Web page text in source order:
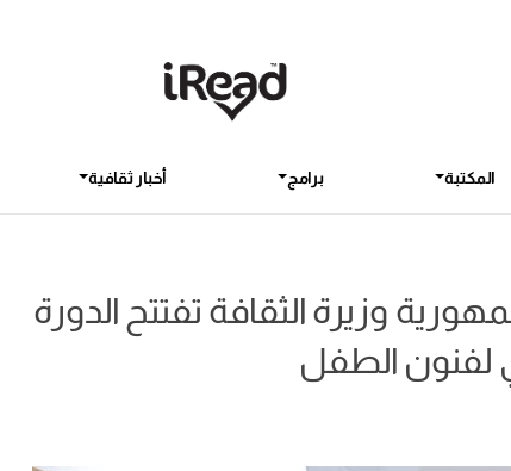
المكتبة برامج أخبار ثقافية
وزيرة الثقافة تفتتح الدورة
لفنون الطفل